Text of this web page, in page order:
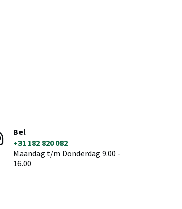
Bel
+31 182 820 082
Maandag t/m Donderdag 9.00 -
16.00